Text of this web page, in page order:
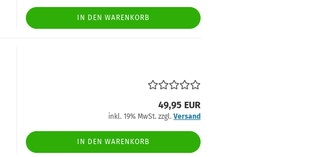
IN DEN WARENKORB
49,95 EUR
inkl. 19% MwSt. zzgl. Versand
IN DEN WARENKORB